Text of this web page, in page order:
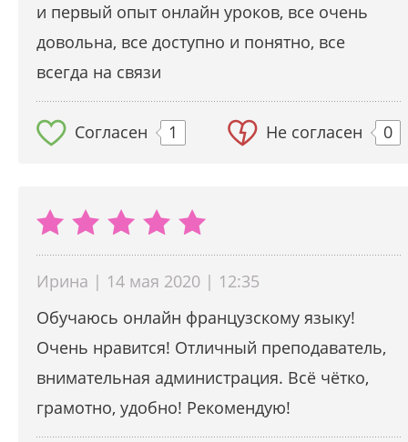
и первый опыт онлайн уроков, все очень
довольна, все доступно и понятно, все
всегда на связи
Согласен 1 Не согласен 0
Ирина | 14 мая 2020 | 12:35
Обучаюсь онлайн французскому языку!
Очень нравится! Отличный преподаватель,
внимательная администрация. Всё чётко,
грамотно, удобно! Рекомендую!